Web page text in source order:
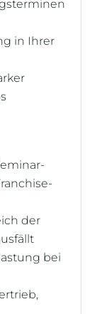
in Ihrer
der
bei